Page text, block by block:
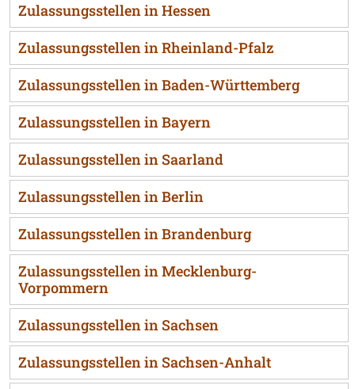
Zulassungsstellen in Hessen
Zulassungsstellen in Rheinland-Pfalz
Zulassungsstellen in Baden-Württemberg
Zulassungsstellen in Bayern
Zulassungsstellen in Saarland
Zulassungsstellen in Berlin
Zulassungsstellen in Brandenburg
Zulassungsstellen in Mecklenburg-
Vorpommern
Zulassungsstellen in Sachsen
Zulassungsstellen in Sachsen-Anhalt